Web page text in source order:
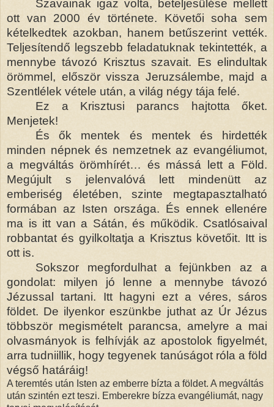
Szavainak igaz volta, beteljesülése mellett
ott van 2000 év története. Követői soha sem
kételkedtek azokban, hanem betűszerint vették.
Teljesítendő legszebb feladatuknak tekintették, a
mennybe távozó Krisztus szavait. Es elindultak
örömmel, először vissza Jeruzsálembe, majd a
Szentlélek vétele után, a világ négy tája felé.
Ez a Krisztusi parancs hajtotta őket.
Menjetek!
És ők mentek és mentek és hirdették
minden népnek és nemzetnek az evangéliumot,
a megváltás örömhírét… és mássá lett a Föld.
Megújult s jelenvalóvá lett mindenütt az
emberiség életében, szinte megtapasztalható
formában az Isten országa. És ennek ellenére
ma is itt van a Sátán, és működik. Csatlósaival
robbantat és gyilkoltatja a Krisztus követőit. Itt is
ott is.
Sokszor megfordulhat a fejünkben az a
gondolat: milyen jó lenne a mennybe távozó
Jézussal tartani. Itt hagyni ezt a véres, sáros
földet. De ilyenkor eszünkbe juthat az Úr Jézus
többször megismételt parancsa, amelyre a mai
olvasmányok is felhívják az apostolok figyelmét,
arra tudniillik, hogy tegyenek tanúságot róla a föld
végső határáig!
A teremtés után Isten az emberre bízta a földet. A megváltás
után szintén ezt teszi. Emberekre bízza evangéliumát, nagy